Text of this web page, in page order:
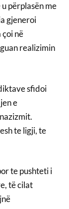
përplasën me
gjeneroi
në
realizimin
sfidoi
e
te ligji, te
te pushteti i
të cilat